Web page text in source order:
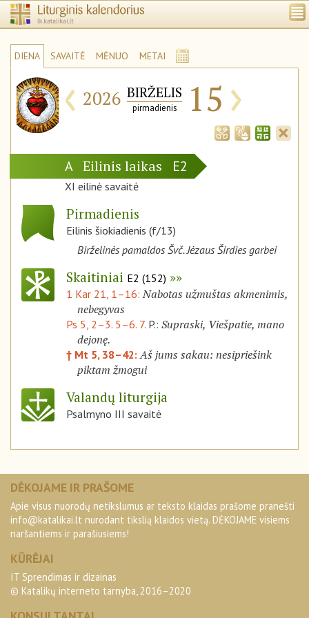
DIENA SAVAITĖ MĖNUO METAI
‹ 2026 BIRŽELIS
pirmadienis 15 ›
A Eilinis laikas E2
XI eilinė savaitė
Pirmadienis
Eilinis šiokiadienis (f/13)
Birželinės pamaldos Švč. Jėzaus Širdies garbei
Skaitiniai E2 (152)
1 Kar 21, 1–16:Nabotas užmuštas akmenimis,
nebegyvas
Ps 5, 2–3. 5–6. 7. P.: Supraski, Viešpatie, mano
dejonę.
† Mt 5, 38–42:Aš jums sakau: nesipriešink
piktam žmogui
Valandų liturgija
Psalmyno III savaitė
DĖKOJAME IR PRAŠOME
Apie visus nuorodų netikslumus ar teksto klaidas prašome pranešti
info@katalikai.lt nurodant tikslią klaidos vietą. DĖKOJAME visiems
naršantiems ir parašiusiems!
KŪRĖJAI
IT Sprendimas ir dizainas
© Katalikų interneto tarnyba, 2016–2020